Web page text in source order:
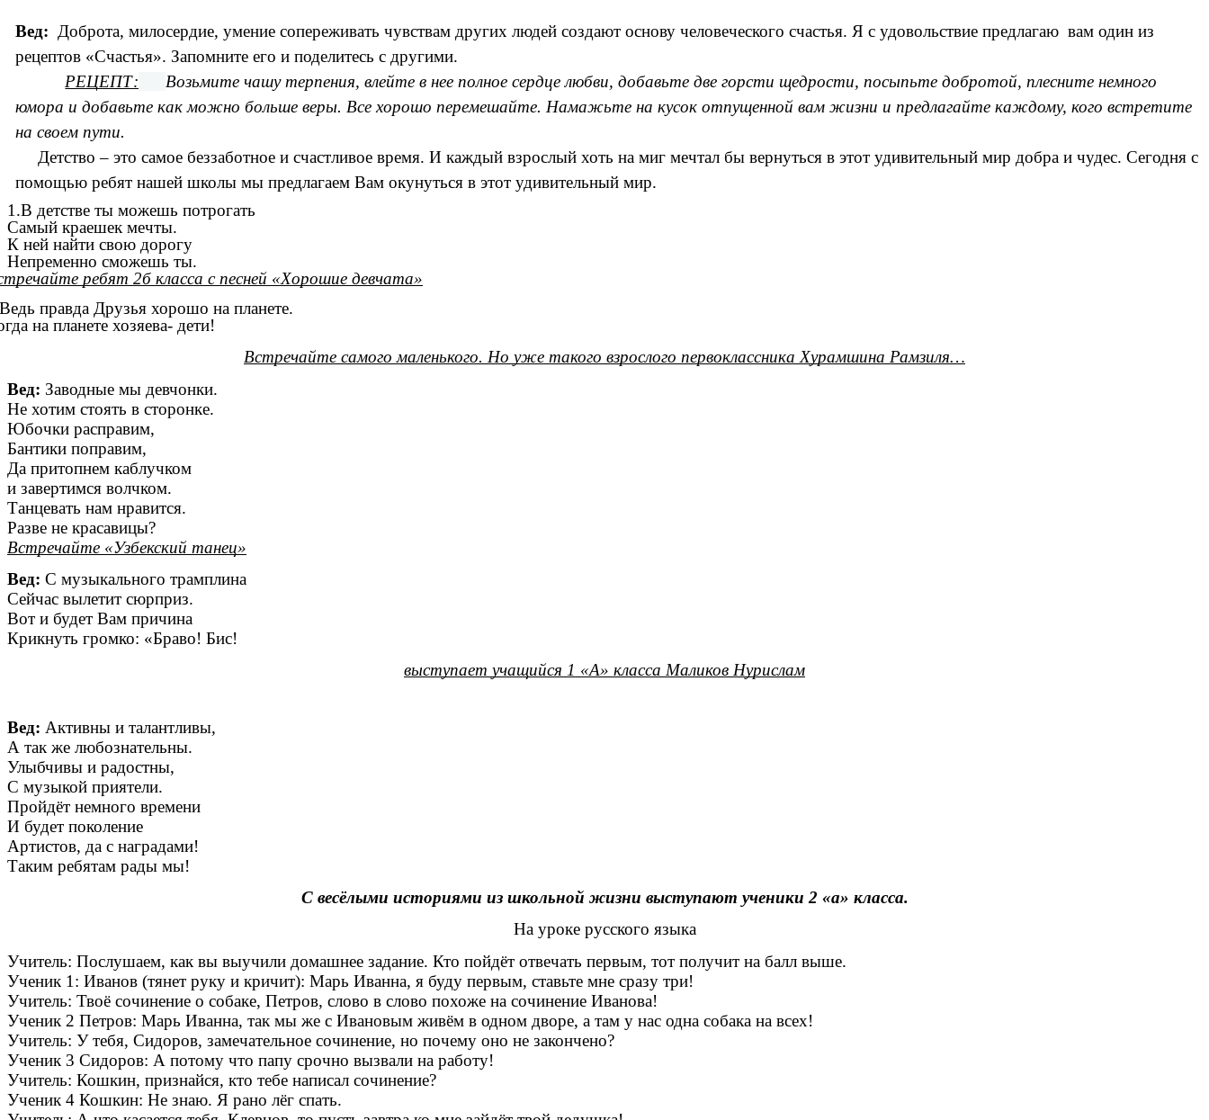
Вед: Доброта, милосердие, умение сопереживать чувствам других людей создают основу человеческого счастья. Я с удовольствие предлагаю вам один из
рецептов «Счастья». Запомните его и поделитесь с другими.
РЕЦЕПТ:
Возьмите чашу терпения, влейте в нее полное сердце любви, добавьте две горсти щедрости, посыпьте добротой, плесните немного
юмора и добавьте как можно больше веры. Все хорошо перемешайте. Намажьте на кусок отпущенной вам жизни и предлагайте каждому, кого встретите
на своем пути.
Детство – это самое беззаботное и счастливое время. И каждый взрослый хоть на миг мечтал бы вернуться в этот удивительный мир добра и чудес. Сегодня с
помощью ребят нашей школы мы предлагаем Вам окунуться в этот удивительный мир.
1.В детстве ты можешь потрогать
Самый краешек мечты.
К ней найти свою дорогу
Непременно сможешь ты.
ребят 2б класса с песней «Хорошие девчата»
правда Друзья хорошо на планете.
на планете хозяева- дети!
Встречайте самого маленького. Но уже такого взрослого первоклассника Хурамшина Рамзиля…
Вед: Заводные мы девчонки.
Не хотим стоять в сторонке.
Юбочки расправим,
Бантики поправим,
Да притопнем каблучком
и завертимся волчком.
Танцевать нам нравится.
Разве не красавицы?
Встречайте «Узбекский танец»
Вед: С музыкального трамплина
Сейчас вылетит сюрприз.
Вот и будет Вам причина
Крикнуть громко: «Браво! Бис!
выступает учащийся 1 «А» класса Маликов Нурислам
Вед: Активны и талантливы,
А так же любознательны.
Улыбчивы и радостны,
С музыкой приятели.
Пройдёт немного времени
И будет поколение
Артистов, да с наградами!
Таким ребятам рады мы!
С весёлыми историями из школьной жизни выступают ученики 2 «а» класса.
На уроке русского языка
Учитель: Послушаем, как вы выучили домашнее задание. Кто пойдёт отвечать первым, тот получит на балл выше.
Ученик 1: Иванов (тянет руку и кричит): Марь Иванна, я буду первым, ставьте мне сразу три!
Учитель: Твоё сочинение о собаке, Петров, слово в слово похоже на сочинение Иванова!
Ученик 2 Петров: Марь Иванна, так мы же с Ивановым живём в одном дворе, а там у нас одна собака на всех!
Учитель: У тебя, Сидоров, замечательное сочинение, но почему оно не закончено?
Ученик 3 Сидоров: А потому что папу срочно вызвали на работу!
Учитель: Кошкин, признайся, кто тебе написал сочинение?
Ученик 4 Кошкин: Не знаю. Я рано лёг спать.